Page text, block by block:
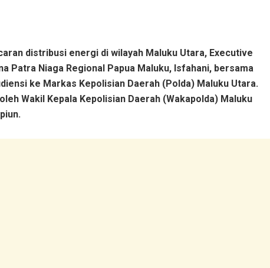
distribusi energi di wilayah Maluku Utara, Executive
Patra Niaga Regional Papua Maluku, Isfahani, bersama
ke Markas Kepolisian Daerah (Polda) Maluku Utara.
Wakil Kepala Kepolisian Daerah (Wakapolda) Maluku